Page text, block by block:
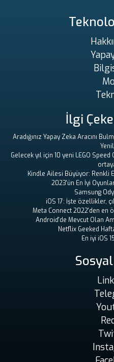
İlgi
Aradığınız Yapay Zeka Aracını
Gelecek yıl için 10 yeni LEGO
Kindle Ailesi Büyüyor: Renkli
2023'ün En İyi
Samsung
iOS 17: İşte özellikler,
Meta Connect 2022'den en
Android'de Mevcut Olan
Netflix Geeked
En iyi iOS